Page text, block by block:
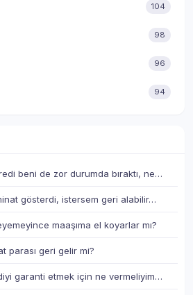
104
98
96
94
beni de zor durumda bıraktı, ne…
gösterdi, istersem geri alabilir…
maaşıma el koyarlar mı?
parası geri gelir mi?
garanti etmek için ne vermeliyim…